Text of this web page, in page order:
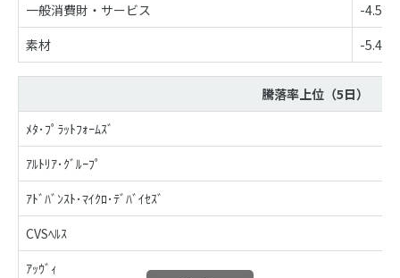
一般消費財・サービス
-4.5%
素材
-5.4%
騰落率上位（5日）
ﾒﾀ･ﾌﾟﾗｯﾄﾌｫｰﾑｽﾞ
ｱﾙﾄﾘｱ･ｸﾞﾙｰﾌﾟ
ｱﾄﾞﾊﾞﾝｽﾄ･ﾏｲｸﾛ･ﾃﾞﾊﾞｲｾｽﾞ
CVSﾍﾙｽ
ｱｯｳﾞｨ